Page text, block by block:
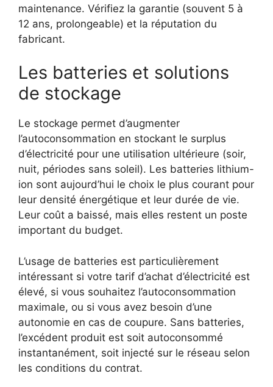
maintenance. Vérifiez la garantie (souvent 5 à
12 ans, prolongeable) et la réputation du
fabricant.
Les batteries et solutions
de stockage
Le stockage permet d’augmenter
l’autoconsommation en stockant le surplus
d’électricité pour une utilisation ultérieure (soir,
nuit, périodes sans soleil). Les batteries lithium-
ion sont aujourd’hui le choix le plus courant pour
leur densité énergétique et leur durée de vie.
Leur coût a baissé, mais elles restent un poste
important du budget.
L’usage de batteries est particulièrement
intéressant si votre tarif d’achat d’électricité est
élevé, si vous souhaitez l’autoconsommation
maximale, ou si vous avez besoin d’une
autonomie en cas de coupure. Sans batteries,
l’excédent produit est soit autoconsommé
instantanément, soit injecté sur le réseau selon
les conditions du contrat.